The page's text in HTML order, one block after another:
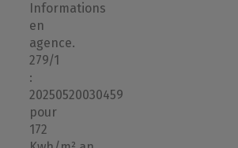
Informations
en
agence.
279/1
:
20250520030459
pour
172